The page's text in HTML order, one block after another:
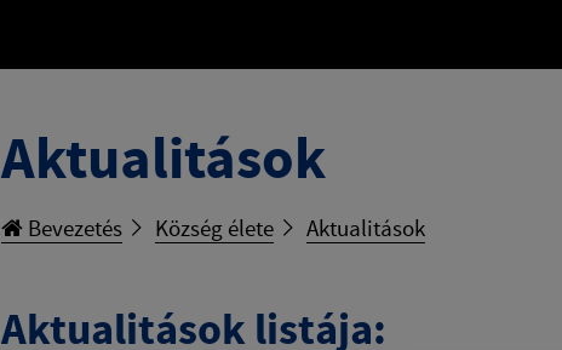
Aktualitások
Bevezetés Község élete Aktualitások
Aktualitások listája: